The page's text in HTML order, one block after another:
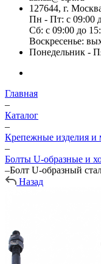
127644, г.
Пн - Пт: с 09:00
Сб: с 09:00 до
Воскресенье:
Понедельник -
Главная
–
Каталог
–
Крепежные изделия и
–
Болты U-образные и
–Болт U-образный
Назад